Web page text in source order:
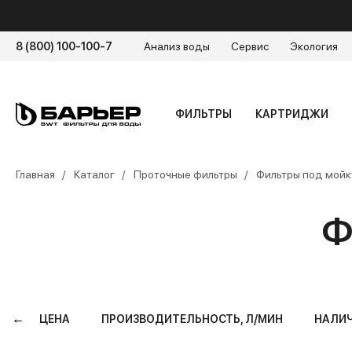
8 (800) 100-100-7 Анализ воды Сервис Экология
ФИЛЬТРЫ КАРТРИДЖИ
Главная Каталог Проточные фильтры Фильтры под
ЦЕНА ПРОИЗВОДИТЕЛЬНОСТЬ, Л/МИН
←